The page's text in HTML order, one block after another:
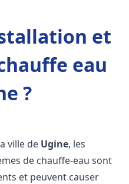
et
eau
?
ville de Ugine, les
de chauffe-eau sont
et peuvent causer